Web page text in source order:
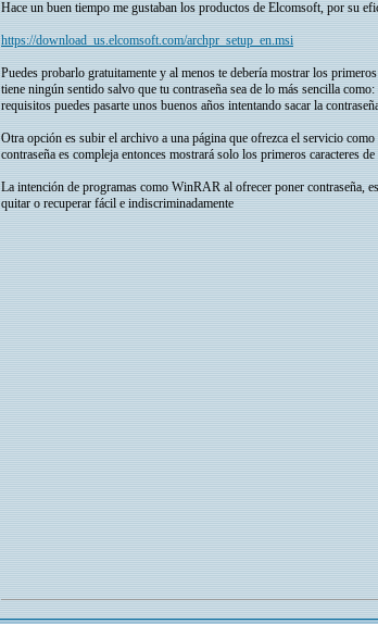
Hace un buen tiempo me gustaban los productos de Elcomsoft, por su
https://download_us.elcomsoft.com/archpr_setup_en.msi
Puedes probarlo gratuitamente y al menos te debería mostrar los
tiene ningún sentido salvo que tu contraseña sea de lo más sencilla
requisitos puedes pasarte unos buenos años intentando sacar la
Otra opción es subir el archivo a una página que ofrezca el servicio como
contraseña es compleja entonces mostrará solo los primeros caracteres
La intención de programas como WinRAR al ofrecer poner contraseña,
quitar o recuperar fácil e indiscriminadamente